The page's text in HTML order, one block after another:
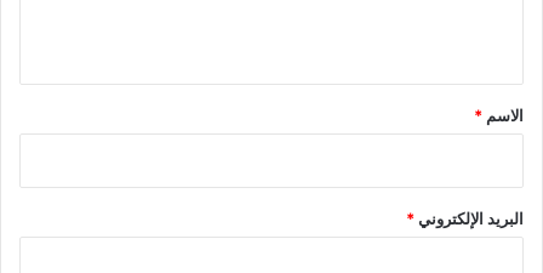
*
الاسم *
البريد الإلكتروني*